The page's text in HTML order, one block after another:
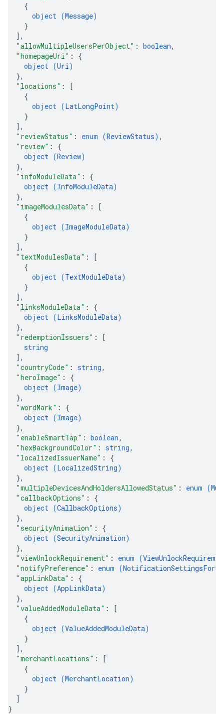
{
object (Message)
}
] ,
"allowMultipleUsersPerObject" : boolean,
"homepageUri" : {
object (Uri)
},
"locations" :
[
{
object (LatLongPoint)
}
] ,
"reviewStatus" : enum (ReviewStatus) ,
"review" : {
object (Review)
},
"infoModuleData" : {
object (InfoModuleData)
},
"imageModulesData" :
[
{
object (ImageModuleData)
}
] ,
"textModulesData" :
[
{
object (TextModuleData)
}
] ,
"linksModuleData" : {
object (LinksModuleData)
},
"redemptionIssuers" :
[
string
] ,
"countryCode" : string,
"heroImage" : {
object (Image)
},
"wordMark" : {
object (Image)
},
"enableSmartTap" : boolean,
"hexBackgroundColor" : string,
"localizedIssuerName" : {
object (LocalizedString)
},
"multipleDevicesAndHoldersAllowedStatus" : enum (
"callbackOptions" : {
object (CallbackOptions)
},
"securityAnimation" : {
object (SecurityAnimation)
},
"viewUnlockRequirement" : enum (
"notifyPreference" : enum (
"appLinkData" : {
object (AppLinkData)
},
"valueAddedModuleData" :
[
{
object (ValueAddedModuleData)
}
] ,
"merchantLocations" :
[
{
object (MerchantLocation)
}
]
}